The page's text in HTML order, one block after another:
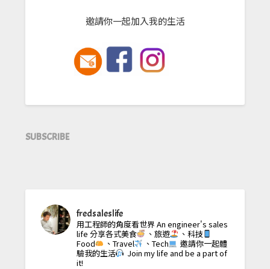
邀請你一起加入我的生活
SUBSCRIBE
fredsaleslife
用工程師的角度看世界 An engineer's sales
life 分享各式美食 、旅遊
、科技
Food
、Travel 、Tech
邀請你一起體
驗我的生活
Join my life and be a part of
it!